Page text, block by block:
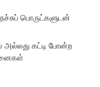
பொருட்களுடன்
அல்லது கட்டி போன்ற